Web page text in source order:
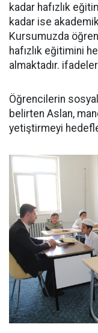
kadar hafızlık
kadar ise
Kursumuzda
hafızlık eğitimini
almaktadır.
Öğrencilerin
belirten Aslan,
yetiştirmeyi